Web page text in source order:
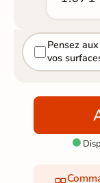
Pensez
vos
